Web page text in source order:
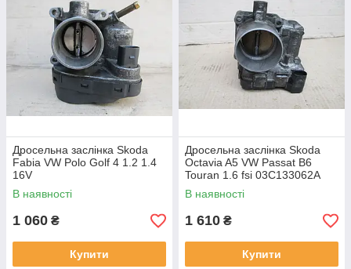
Дросельна заслінка Skoda
Fabia VW Polo Golf 4 1.2 1.4
16V
036133062,408238321001
В наявності
1 060 ₴
Купити
Дросельна заслінка Skoda
Octavia A5 VW Passat B6
Touran 1.6 fsi 03C133062A
В наявності
1 610 ₴
Купити